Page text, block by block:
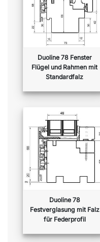
Duoline 78 Fenster
Flügel und Rahmen mit
Standardfalz
Duoline 78
Festverglasung mit Falz
für Federprofil